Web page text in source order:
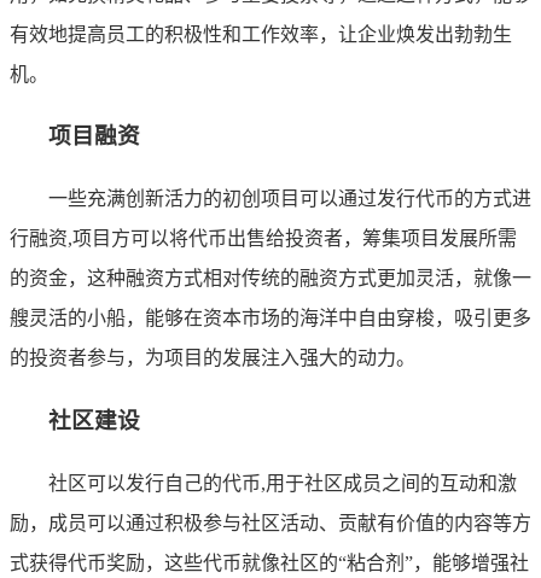
有效地提高员工的积极性和工作效率，让企业焕发出勃勃生
机。
项目融资
一些充满创新活力的初创项目可以通过发行代币的方式进
行融资,项目方可以将代币出售给投资者，筹集项目发展所需
的资金，这种融资方式相对传统的融资方式更加灵活，就像一
艘灵活的小船，能够在资本市场的海洋中自由穿梭，吸引更多
的投资者参与，为项目的发展注入强大的动力。
社区建设
社区可以发行自己的代币,用于社区成员之间的互动和激
励，成员可以通过积极参与社区活动、贡献有价值的内容等方
式获得代币奖励，这些代币就像社区的“粘合剂”，能够增强社